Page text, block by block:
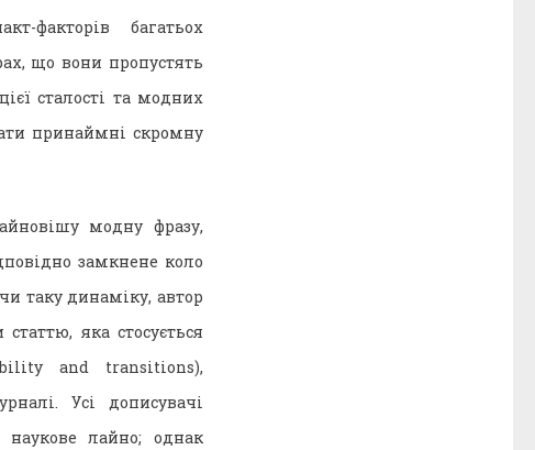
факторів багатьох
що вони пропустять
сталості та модних
принаймні скромну
модну фразу,
замкнене коло
таку динаміку, автор
яка стосується
and transitions),
Усі дописувачі
лайно; однак